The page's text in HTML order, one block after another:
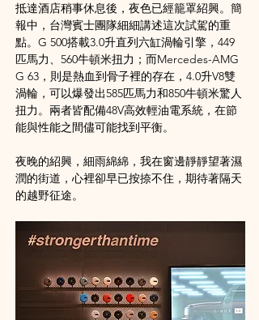
抵達酒店稍事休息後，夜色已經籠罩紹興。簡
報中，台灣賓士團隊細細講述這次試駕的重
點。G 500搭載3.0升直列六缸渦輪引擎，449
匹馬力、560牛頓米扭力；而Mercedes-AMG
G 63，則是熱血到骨子裡的存在，4.0升V8雙
渦輪，可以爆發出585匹馬力和850牛頓米驚人
扭力。兩者皆配備48V高效輕油電系統，在節
能與性能之間儘可能找到平衡​。
夜晚的紹興，細雨綿綿，我在窗邊靜靜望著濕
潤的街道，心裡卻早已按捺不住，期待著隔天
的越野征途。